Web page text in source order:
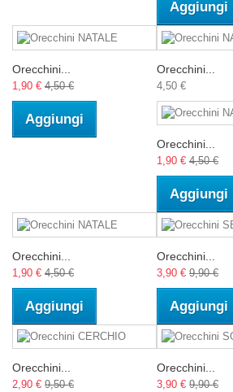
Aggiungi
Orecchini...
1,90 € 4,50 €
Aggiungi
Orecchini...
4,50 €
Orecchini...
1,90 € 4,50 €
Aggiungi
Orecchini...
1,90 € 4,50 €
Aggiungi
Orecchini...
3,90 € 9,90 €
Aggiungi
Orecchini...
2,90 € 9,50 €
Orecchini...
3,90 € 9,90 €